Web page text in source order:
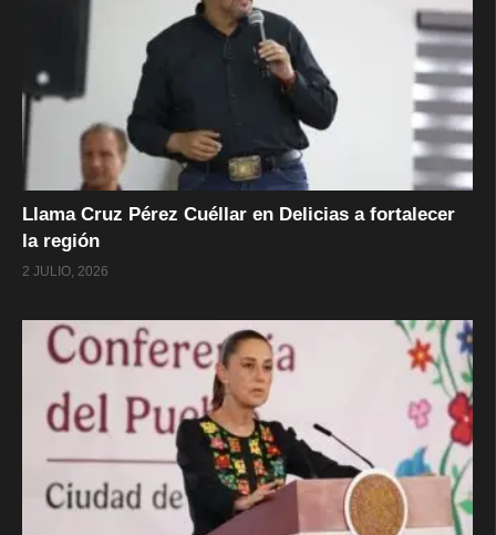
Llama Cruz Pérez Cuéllar en Delicias a fortalecer
la región
2 JULIO, 2026